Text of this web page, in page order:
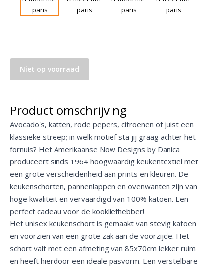
Niet op voorraad
Product omschrijving
Avocado's, katten, rode pepers, citroenen of juist een
klassieke streep; in welk motief sta jij graag achter het
fornuis? Het Amerikaanse Now Designs by Danica
produceert sinds 1964 hoogwaardig keukentextiel met
een grote verscheidenheid aan prints en kleuren. De
keukenschorten, pannenlappen en ovenwanten zijn van
hoge kwaliteit en vervaardigd van 100% katoen. Een
perfect cadeau voor de kookliefhebber!
Het unisex keukenschort is gemaakt van stevig katoen
en voorzien van een grote zak aan de voorzijde. Het
schort valt met een afmeting van 85x70cm lekker ruim
en heeft hierdoor een ideale pasvorm. Een verstelbare